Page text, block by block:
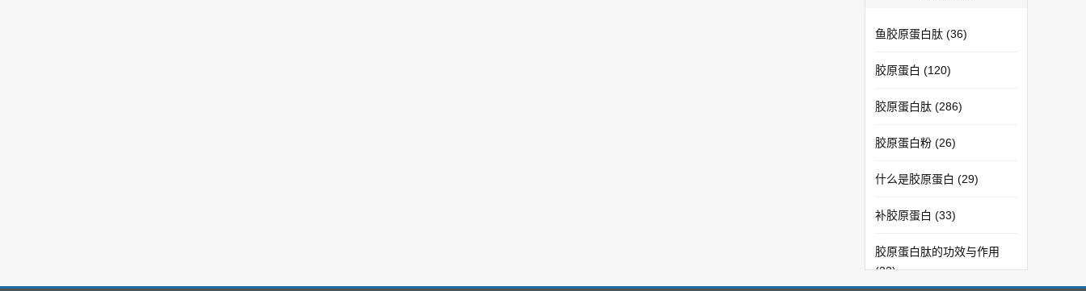
鱼胶原蛋白肽 (36)
胶原蛋白 (120)
胶原蛋白肽 (286)
胶原蛋白粉 (26)
什么是胶原蛋白 (29)
补胶原蛋白 (33)
胶原蛋白肽的功效与作用
(33)